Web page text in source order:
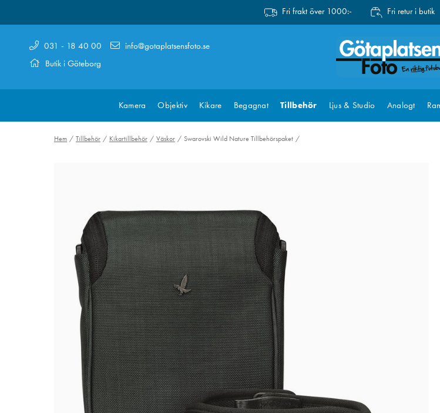
Fri frakt över 1000:- Fri retur i butik
031 - 18 40 00
Butik i Göteborg
info@gotaplatsensfoto.se
Kamera Objektiv Kikare Begagnat Tillbehör Ljus & Studio Analogt
Hem Tillbehör Kikartillbehör Väskor Swarovski Wild Nature Tillbehörspaket